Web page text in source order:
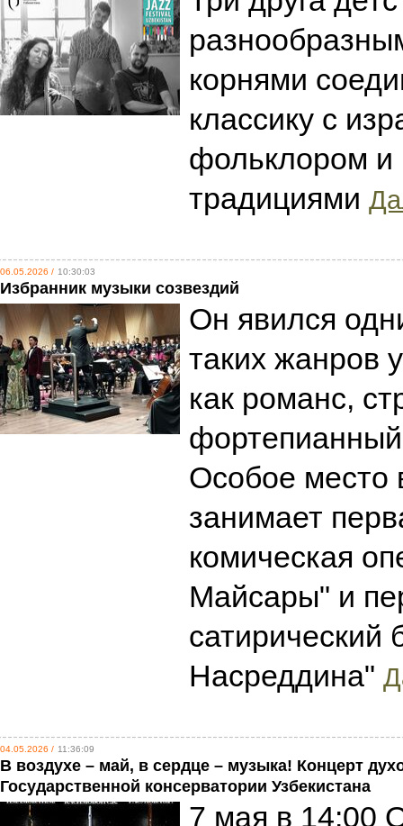
корнями
классику с
фольклором и
традициями
06.05.2026 / 10:30:03
Избранник музыки созвездий
Он явился
таких жанров
как романс,
фортепианный
Особое место
занимает
комическая
Майсары" и
сатирический
Насреддина"
04.05.2026 / 11:36:09
В воздухе – май, в сердце – музыка! Концерт
Государственной консерватории Узбекистана
7 мая в 14:00